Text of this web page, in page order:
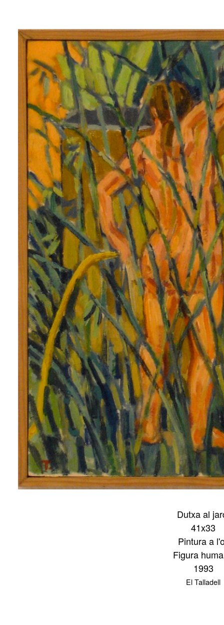
Lluís
Trepat
Dutxa al
41x33
Pintura a
Figura
1993
El Talladell